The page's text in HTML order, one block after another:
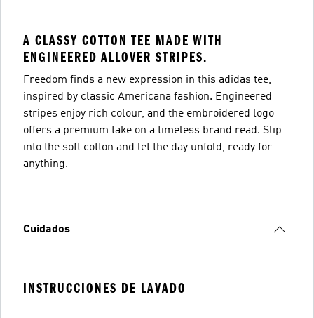
A CLASSY COTTON TEE MADE WITH
ENGINEERED ALLOVER STRIPES.
Freedom finds a new expression in this adidas tee,
inspired by classic Americana fashion. Engineered
stripes enjoy rich colour, and the embroidered logo
offers a premium take on a timeless brand read. Slip
into the soft cotton and let the day unfold, ready for
anything.
Cuidados
INSTRUCCIONES DE LAVADO